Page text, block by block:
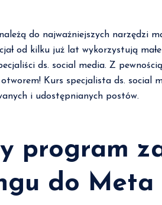
należą do najważniejszych
od kilku już lat wykorzystują
ds. social media. Z
Kurs specjalista ds. social
i udostępnianych postów.
program
do Meta